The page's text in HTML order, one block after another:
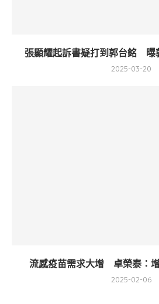
張顯耀起訴書疑打到郭台銘 曝
2025-03-20
流感疫苗需求大增 卓榮泰：
2025-02-06